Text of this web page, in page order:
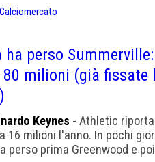
Calciomercato
ha perso Summerville:
80 milioni (già fissate
Keynes - Athletic
16 milioni l'anno. In pochi
perso prima Greenwood e